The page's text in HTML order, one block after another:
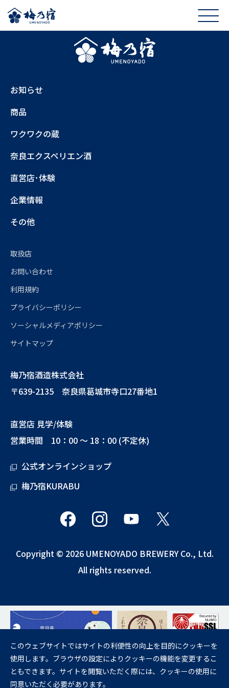
お知らせ
商品
ワクワクの蔵
奈良エクスペリエン酒
直営店･体験
企業情報
その他
取扱店
お問い合わせ
利用規約
プライバシーポリシー
ソーシャルメディアポリシー
サイトマップ
梅乃宿酒造株式会社
〒639-2135 奈良県葛城市寺口27番地1
直営店 見学/体験
営業時間 10：00 ～ 18：00 (不定休)
公式オンラインショップ
梅乃宿KURABU
Copyright © 2026 UMENOYADO BREWERY Co., Ltd.
All rights reserved.
飲酒は20歳になってから。
妊娠中や授乳期の飲酒は、胎児・乳児の発育に悪影響を与えるおそれが
あります。
このウェブサイトではサイトの利便性の向上を目的にクッキーを
使用します。ブラウザの設定によりクッキーの機能を変更するこ
ともできます。サイトを閲覧いただく際には、クッキーの使用に
同意いただく必要があります。